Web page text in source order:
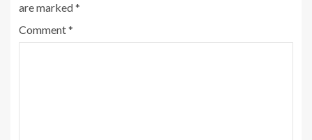
are marked*
Comment*